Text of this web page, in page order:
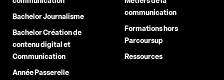
Bachelor Journalisme
Bachelor Création de
contenu digital et
Communication
Année Passerelle
communication
Formations hors
Parcoursup
Ressources